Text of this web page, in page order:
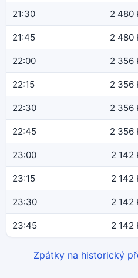
21:30 2 480
21:45 2 480
22:00 2 356
22:15 2 356
22:30 2 356
22:45 2 356
23:00 2 142
23:15 2 142
23:30 2 142
23:45 2 142
Zpátky na historický